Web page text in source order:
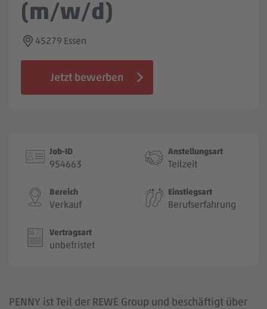
(m/w/d)
45279 Essen
Jetzt bewerben
Job-ID
954663
Anstellungsart
Teilzeit
Bereich
Verkauf
Einstiegsart
Berufserfahrung
Vertragsart
unbefristet
PENNY ist Teil der REWE Group und beschäftigt über